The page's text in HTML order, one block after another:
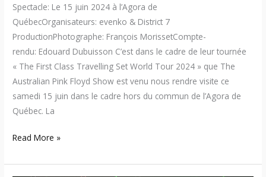
Spectacle: Le 15 juin 2024 à l’Agora de
QuébecOrganisateurs: evenko & District 7
ProductionPhotographe: François MorissetCompte-
rendu: Edouard Dubuisson C’est dans le cadre de leur tournée
« The First Class Travelling Set World Tour 2024 » que The
Australian Pink Floyd Show est venu nous rendre visite ce
samedi 15 juin dans le cadre hors du commun de l’Agora de
Québec. La
Read More »